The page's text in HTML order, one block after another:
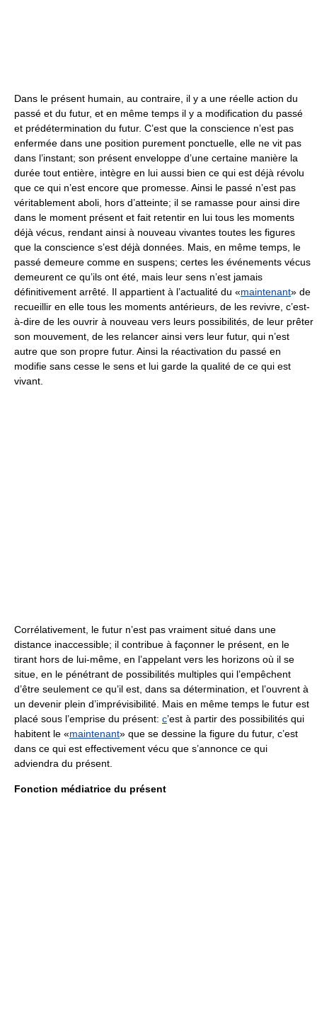
Dans le présent humain, au contraire, il y a une réelle action du
passé et du futur, et en même temps il y a modification du passé
et prédétermination du futur. C’est que la conscience n’est pas
enfermée dans une position purement ponctuelle, elle ne vit pas
dans l’instant; son présent enveloppe d’une certaine manière la
durée tout entière, intègre en lui aussi bien ce qui est déjà révolu
que ce qui n’est encore que promesse. Ainsi le passé n’est pas
véritablement aboli, hors d’atteinte; il se ramasse pour ainsi dire
dans le moment présent et fait retentir en lui tous les moments
déjà vécus, rendant ainsi à nouveau vivantes toutes les figures
que la conscience s’est déjà données. Mais, en même temps, le
passé demeure comme en suspens; certes les événements vécus
demeurent ce qu’ils ont été, mais leur sens n’est jamais
définitivement arrêté. Il appartient à l’actualité du «maintenant» de
recueillir en elle tous les moments antérieurs, de les revivre, c’est-
à-dire de les ouvrir à nouveau vers leurs possibilités, de leur prêter
son mouvement, de les relancer ainsi vers leur futur, qui n’est
autre que son propre futur. Ainsi la réactivation du passé en
modifie sans cesse le sens et lui garde la qualité de ce qui est
vivant.
Corrélativement, le futur n’est pas vraiment situé dans une
distance inaccessible; il contribue à façonner le présent, en le
tirant hors de lui-même, en l’appelant vers les horizons où il se
situe, en le pénétrant de possibilités multiples qui l’empêchent
d’être seulement ce qu’il est, dans sa détermination, et l’ouvrent à
un devenir plein d’imprévisibilité. Mais en même temps le futur est
placé sous l’emprise du présent: c’est à partir des possibilités qui
habitent le «maintenant» que se dessine la figure du futur, c’est
dans ce qui est effectivement vécu que s’annonce ce qui
adviendra du présent.
Fonction médiatrice du présent